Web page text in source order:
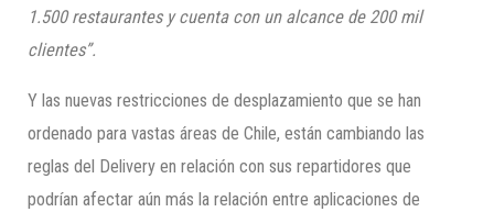
1.500 restaurantes y cuenta con un alcance de 200 mil
clientes”.
Y las nuevas restricciones de desplazamiento que se han
ordenado para vastas áreas de Chile, están cambiando las
reglas del Delivery en relación con sus repartidores que
podrían afectar aún más la relación entre aplicaciones de